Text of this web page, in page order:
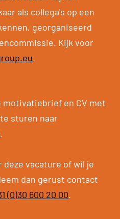
en CV met
sturen naar
.
deze vacature of wil je
dan gerust contact
(0)30 600 20 00.
als collega's op een
georganiseerd
Kijk voor
.